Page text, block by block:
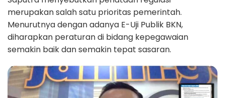
merupakan salah satu prioritas pemerintah.
Menurutnya dengan adanya E-Uji Publik BKN,
diharapkan peraturan di bidang kepegawaian
semakin baik dan semakin tepat sasaran.